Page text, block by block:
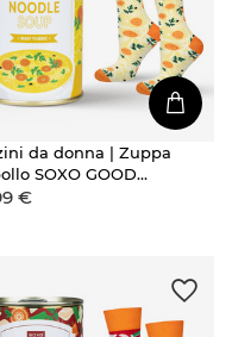
da donna | Zuppa
SOXO GOOD
da uomo in calzini
€